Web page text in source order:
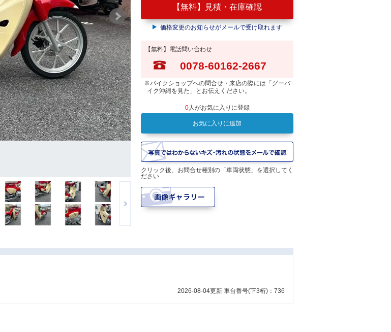
【無料】見積・在庫確認
価格変更のお知らせがメールで受け取れます
【無料】電話問い合わせ
0078-60162-2667
※バイクショップへの問合せ・来店の際には「グーバ
イク沖縄を見た」とお伝えください。
0人がお気に入りに登録
お気に入りに追加
クリック後、お問合せ種別の「車両状態」を選択してく
ださい
2026-08-04更新 車台番号(下3桁)：736